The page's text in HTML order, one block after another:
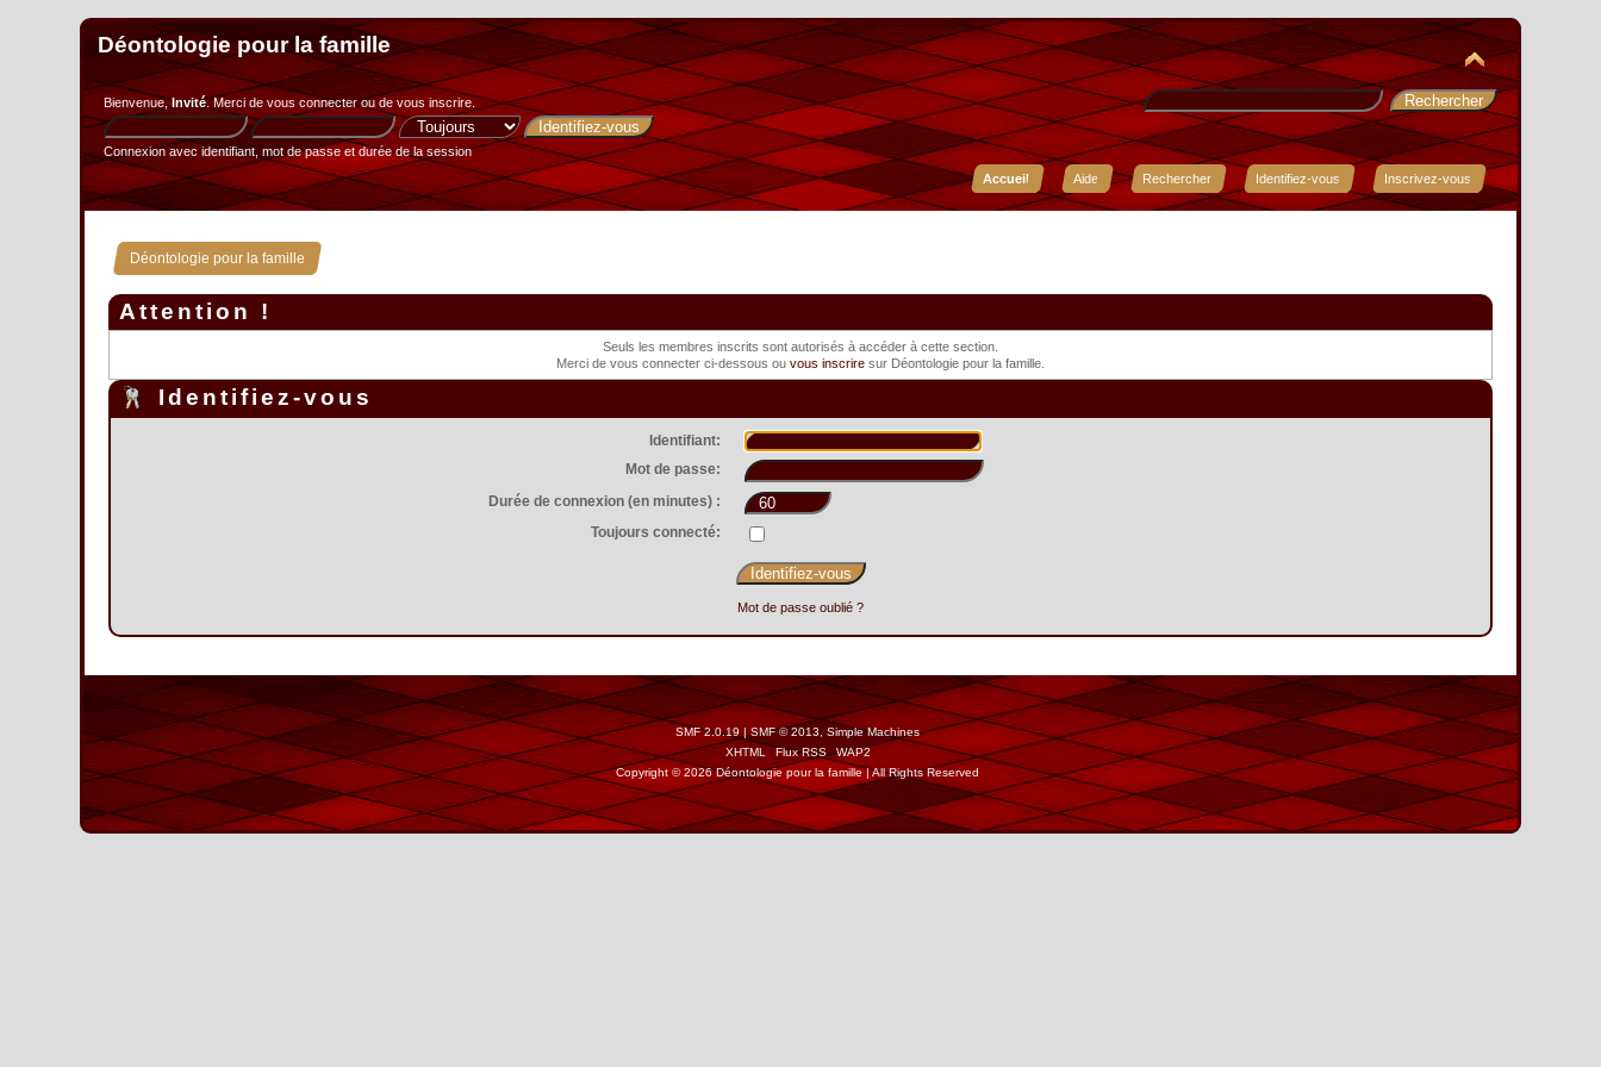
Déontologie pour la famille
Bienvenue,Invité. Merci devous connecterou devous inscrire.
Connexion avec identifiant, mot de passe et durée de la session
Accueil
Aide Rechercher Identifiez-vous Inscrivez-vous
Déontologie pour la famille
Attention !
Seuls les membres inscrits sont autorisés à accéder à cette section.
Merci de vous connecter ci-dessous ou vous inscrire sur Déontologie pour la famille.
Identifiez-vous
Identifiant:
Mot de passe:
Durée de connexion (en minutes) :
Toujours connecté:
Mot de passe oublié ?
SMF 2.0.19 |SMF © 2013, Simple Machines
XHTML
Flux RSS
WAP2
Copyright © 2026 Déontologie pour la famille | All Rights Reserved